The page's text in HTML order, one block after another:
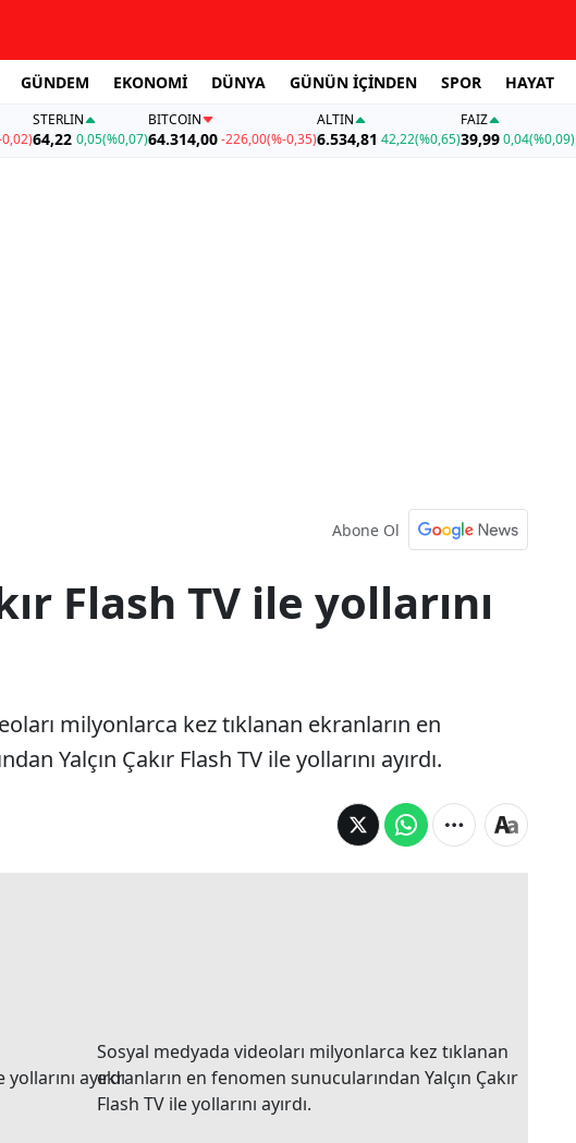
GÜNDEM EKONOMİ DÜNYA GÜNÜN İÇİNDEN SPOR HAYAT
0,02)
STERLIN
64,22 0,05(%0,07)
BITCOIN
64.314,00-226,00(%-0,35)
ALTIN
6.534,81 42,22(%0,65)
FAİZ
39,990,04(%0,09)
Abone Ol
Flash TV ile yollarını
milyonlarca kez tıklanan ekranların en
Yalçın Çakır Flash TV ile yollarını ayırdı.
Sosyal medyada videoları milyonlarca kez tıklanan
ekranların en fenomen sunucularından Yalçın Çakır
Flash TV ile yollarını ayırdı.